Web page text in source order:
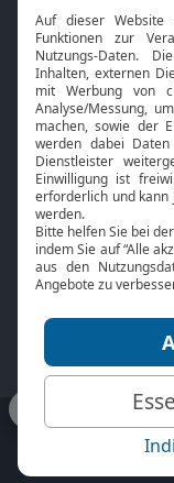
Neuigkeiten
Bibel TV
Über uns
Jobs
Mediadaten